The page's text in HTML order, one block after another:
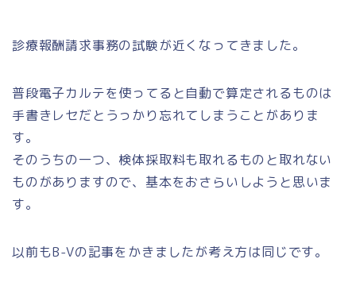
診療報酬請求事務の試験が近くなってきました。
普段電子カルテを使ってると自動で算定されるものは
手書きレセだとうっかり忘れてしまうことがありま
す。
そのうちの一つ、検体採取料も取れるものと取れない
ものがありますので、基本をおさらいしようと思いま
す。
以前もB-Vの記事をかきましたが考え方は同じです。